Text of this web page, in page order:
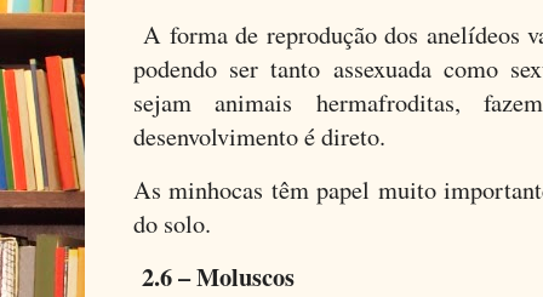
A forma de reprodução dos anelídeos
podendo ser tanto assexuada como
sejam animais hermafroditas,
desenvolvimento é direto.
As minhocas têm papel muito
do solo.
2.6 – Moluscos